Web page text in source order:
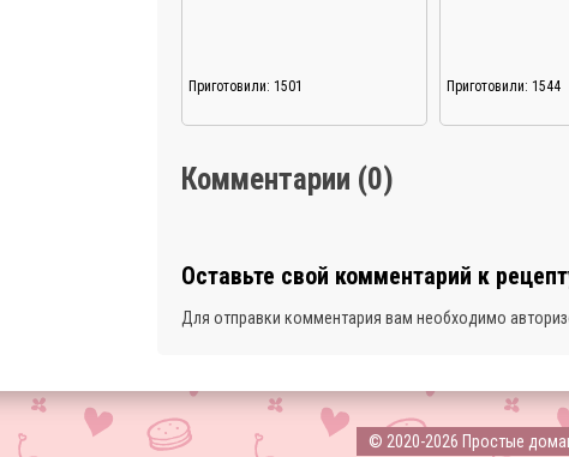
Приготовили: 1501 Приготовили: 1544
Комментарии (0)
Оставьте свой комментарий к
Для отправки комментария вам необходимо
© 2020-2026 Простые